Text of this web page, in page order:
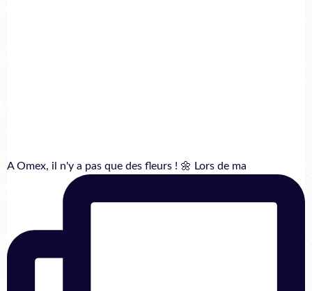
A Omex, il n'y a pas que des fleurs ! 🌼 Lors de ma